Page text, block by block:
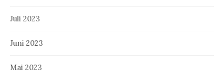
Juli 2023
Juni 2023
Mai 2023